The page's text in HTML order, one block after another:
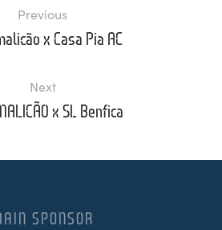
Previous
x Casa Pia AC
Next
x SL Benfica
SPONSOR